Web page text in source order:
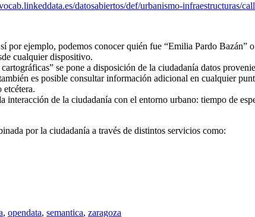
datosabiertos/def/urbanismo-infraestructuras/
ejemplo, podemos conocer quién fue “Emilia Pardo Bazán”
cualquier dispositivo.
se pone a disposición de la ciudadanía datos
es posible consultar información adicional en cualquier
etcétera.
de la ciudadanía con el entorno urbano: tiempo de
por la ciudadanía a través de distintos servicios como:
, opendata, semantica, zaragoza